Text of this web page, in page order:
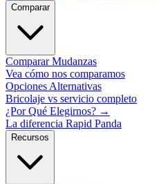
Comparar
Comparar Mudanzas
Vea cómo nos comparamos
Opciones Alternativas
Bricolaje vs servicio completo
¿Por Qué Elegirnos? →
La diferencia Rapid Panda
Recursos